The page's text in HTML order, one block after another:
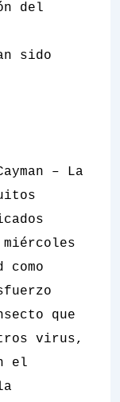
del
sido
– La
como
que
virus,
el